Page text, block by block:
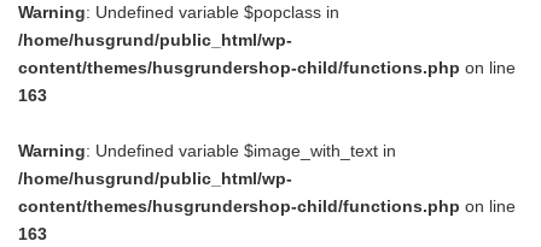
Warning: Undefined variable $popclass in
/home/husgrund/public_html/wp-
content/themes/husgrundershop-child/functions.php on line
163
Warning: Undefined variable $image_with_text in
/home/husgrund/public_html/wp-
content/themes/husgrundershop-child/functions.php on line
163